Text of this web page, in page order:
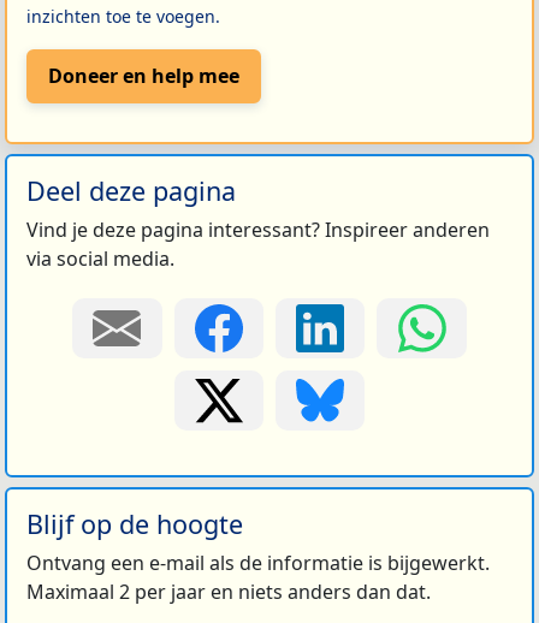
inzichten toe te voegen.
Doneer en help mee
Deel deze pagina
Vind je deze pagina interessant? Inspireer anderen
via social media.
Blijf op de hoogte
Ontvang een e-mail als de informatie is bijgewerkt.
Maximaal 2 per jaar en niets anders dan dat.